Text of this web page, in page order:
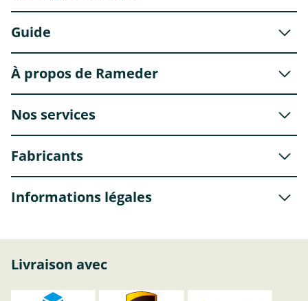
Guide
À propos de Rameder
Nos services
Fabricants
Informations légales
Livraison avec